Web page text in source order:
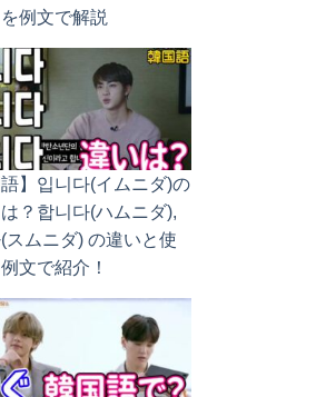
例文で解説
語】입니다(イムニダ)の
？합니다(ハムニダ),
スムニダ) の違いと使
文で紹介！